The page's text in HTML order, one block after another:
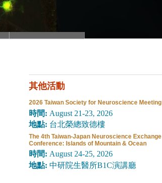
其他活動
2026 Taiwan Society for Neuroscience Meeting
時間: August 21-23, 2026
地點: 台北榮總致德樓
The 4th Taiwan-Japan Neuroscience Exchange
Conference: Islands of Mountain & Ocean
時間: August 24-25, 2026
地點: 中研院生醫所B1C演講廳